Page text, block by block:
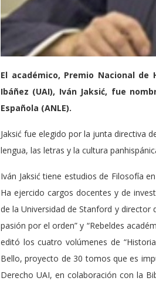
El académico, Premio Nacional
Ibáñez (UAI), Iván Jaksić, fue
Española (ANLE).
Jaksić fue elegido por la junta directiva
lengua, las letras y la cultura
Iván Jaksić tiene estudios de Filosofía
Ha ejercido cargos docentes y de
de la Universidad de Stanford y director
pasión por el orden” y “Rebeldes
editó los cuatro volúmenes de
Bello, proyecto de 30 tomos que es
Derecho UAI, en colaboración con la